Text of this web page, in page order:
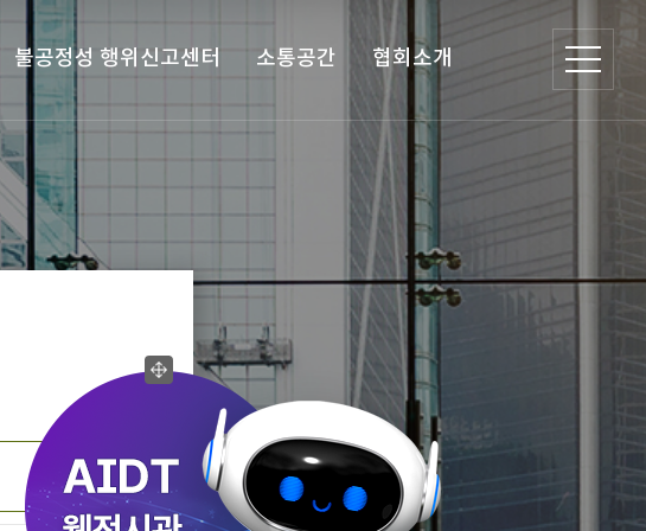
불공정성 행위신고센터 소통공간 협회소개